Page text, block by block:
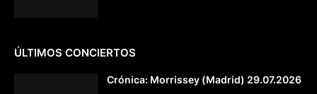
ÚLTIMOS CONCIERTOS
Crónica: Morrissey (Madrid) 29.07.2026